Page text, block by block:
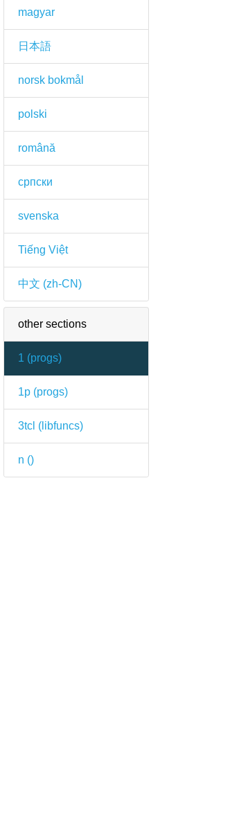
magyar
日本語
norsk bokmål
polski
română
српски
svenska
Tiếng Việt
中文 (zh-CN)
other sections
1 (progs)
1p (progs)
3tcl ( libfuncs)
n ()